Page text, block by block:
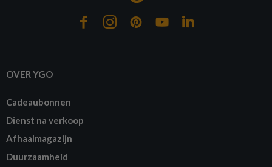
OVER YGO
Cadeaubonnen
Dienst na verkoop
Afhaalmagazijn
Duurzaamheid